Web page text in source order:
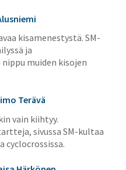
kisamenestystä. SM-
ja
muiden kisojen
Terävä
vain kiihtyy.
sivussa SM-kultaa
cyclocrossissa.